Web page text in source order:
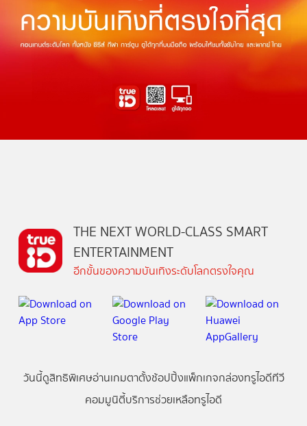
THE NEXT WORLD-CLASS SMART
ENTERTAINMENT
อีกขั้นของความบันเทิงระดับโลกตรงใจคุณ
วันนี้ดูสิทธิพิเศษอ่านเกมตาตั้งช้อปปิ้งแพ็กเกจกล่องทรูไอดีทีวี
คอมมูนิตี้บริการช่วยเหลือทรูไอดี